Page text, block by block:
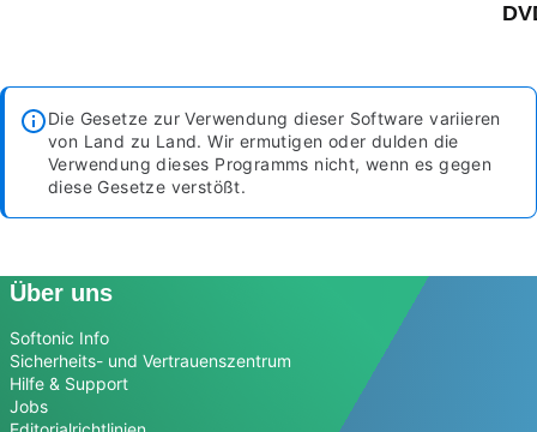
Die Gesetze zur Verwendung dieser Software variieren
von Land zu Land. Wir ermutigen oder dulden die
Verwendung dieses Programms nicht, wenn es gegen
diese Gesetze verstößt.
Über uns
Softonic Info
Sicherheits- und Vertrauenszentrum
Hilfe & Support
Jobs